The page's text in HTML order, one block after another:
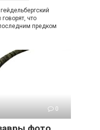
что
предком
0